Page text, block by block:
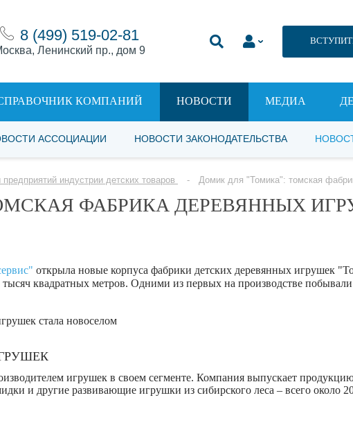
8 (499) 519-02-81
Ленинский пр., дом 9
КОМПАНИЙ НОВОСТИ МЕДИА
АССОЦИАЦИИ НОВОСТИ ЗАКОНОДАТЕЛЬСТВА
индустрии детских товаров Домик для "Томика": томская
ФАБРИКА ДЕРЕВЯННЫХ
открыла новые корпуса фабрики детских деревянных игрушек
квадратных метров. Одними из первых на производстве побывали
игрушек в своем сегменте. Компания выпускает
и другие развивающие игрушки из сибирского леса – всего около